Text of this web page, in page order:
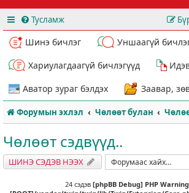
Тусламж
Шинэ бичлэг
Уншаагүй
Хариулагдаагүй бичлэгүүд
Аватор зураг бэлдэх
Заавар,
Форумын эхлэл Чөлөөт булан
Чөлөөт сэдвүүд..
ШИНЭ СЭДЭВ НЭЭХ
24 сэдэв [phpBB Debug] PHP Warning